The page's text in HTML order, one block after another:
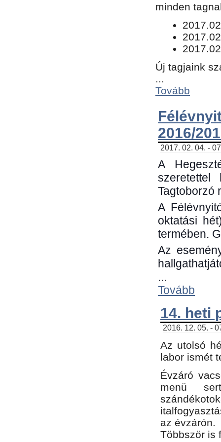
minden
Új tagjaink
...
Tovább
2016/
2017. 02. 04. -
A
Tagtoborzó
A
oktatási
termében.
Az
...
Tovább
14. heti
2016. 12. 05. -
Az utolsó
labor ismét
Évzáró
menü
az évzárón.
Többször is